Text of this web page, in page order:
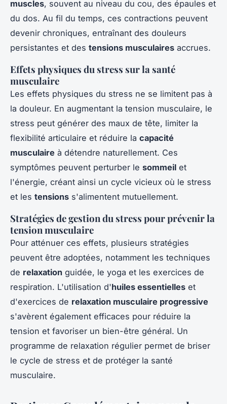
muscles, souvent au niveau du cou, des épaules et
du dos. Au fil du temps, ces contractions peuvent
devenir chroniques, entraînant des douleurs
persistantes et des tensions musculaires accrues.
Effets physiques du stress sur la santé
musculaire
Les effets physiques du stress ne se limitent pas à
la douleur. En augmentant la tension musculaire, le
stress peut générer des maux de tête, limiter la
flexibilité articulaire et réduire la capacité
musculaire à détendre naturellement. Ces
symptômes peuvent perturber le sommeil et
l'énergie, créant ainsi un cycle vicieux où le stress
et les tensions s'alimentent mutuellement.
Stratégies de gestion du stress pour prévenir la
tension musculaire
Pour atténuer ces effets, plusieurs stratégies
peuvent être adoptées, notamment les techniques
de relaxation guidée, le yoga et les exercices de
respiration. L'utilisation d'huiles essentielles et
d'exercices de relaxation musculaire progressive
s'avèrent également efficaces pour réduire la
tension et favoriser un bien-être général. Un
programme de relaxation régulier permet de briser
le cycle de stress et de protéger la santé
musculaire.